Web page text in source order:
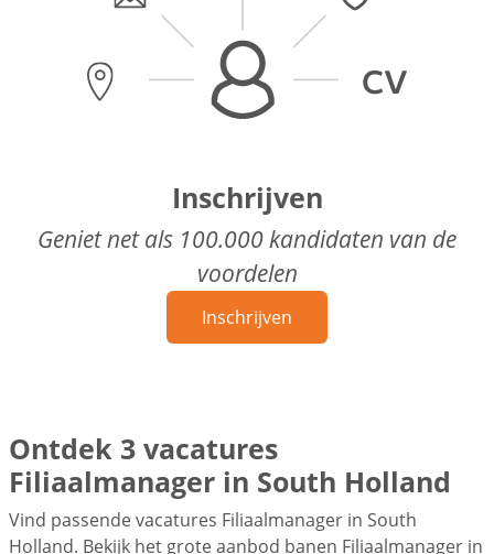
Inschrijven
Geniet net als 100.000 kandidaten van de
voordelen
Inschrijven
Ontdek 3 vacatures
Filiaalmanager in South Holland
Vind passende vacatures Filiaalmanager in South
Holland. Bekijk het grote aanbod banen Filiaalmanager in